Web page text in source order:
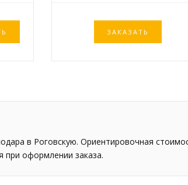
ЗАКАЗАТЬ
в Роговскую. Ориентировочная
при оформлении заказа.